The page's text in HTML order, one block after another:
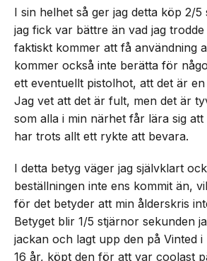
I sin helhet så ger jag detta köp 2/
jag fick var bättre än vad jag
faktiskt kommer att få användning
kommer också inte berätta för
ett eventuellt pistolhot, att det är en
Jag vet att det är fult, men det är
som alla i min närhet får lära sig att
har trots allt ett rykte att bevara.
I detta betyg väger jag självklart
beställningen inte ens kommit än,
för det betyder att min ålderskris
Betyget blir 1/5 stjärnor sekunden
jackan och lagt upp den på Vinted
16 år, köpt den för att var coolast